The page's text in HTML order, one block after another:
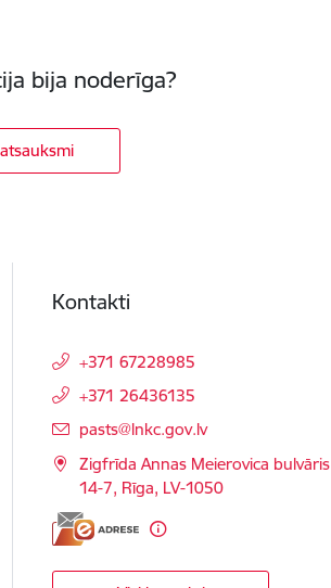
bija noderīga?
Kontakti
+371 67228985
+371 26436135
E-pasts:
pasts@lnkc.gov.lv
Zigfrīda Annas Meierovica bulvāris
14-7, Rīga, LV-1050